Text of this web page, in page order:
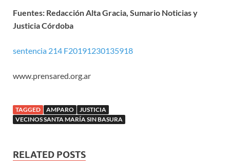
Fuentes: Redacción Alta Gracia, Sumario Noticias y
Justicia Córdoba
sentencia 214 F20191230135918
www.prensared.org.ar
TAGGED AMPARO
JUSTICIA
VECINOS SANTA MARÍA SIN BASURA
RELATED POSTS